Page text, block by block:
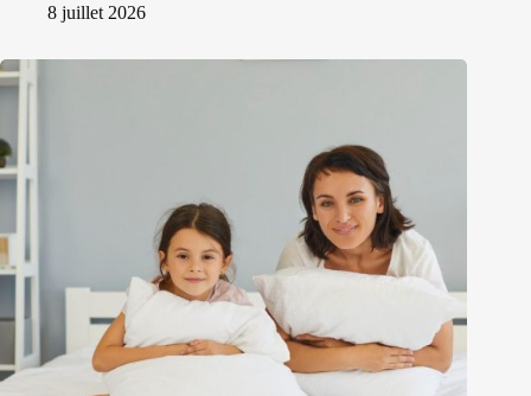
8 juillet 2026